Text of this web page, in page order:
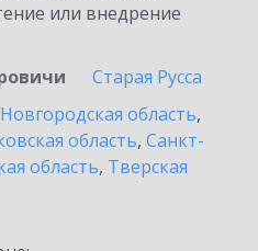
или внедрение
Старая Русса
Новгородская область,
область, Санкт-
область, Тверская